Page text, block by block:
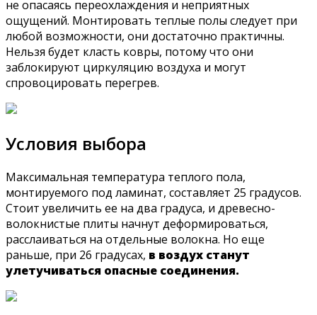
не опасаясь переохлаждения и неприятных
ощущений. Монтировать теплые полы следует при
любой возможности, они достаточно практичны.
Нельзя будет класть ковры, потому что они
заблокируют циркуляцию воздуха и могут
спровоцировать перегрев.
Условия выбора
Максимальная температура теплого пола,
монтируемого под ламинат, составляет 25 градусов.
Стоит увеличить ее на два градуса, и древесно-
волокнистые плиты начнут деформироваться,
расслаиваться на отдельные волокна. Но еще
раньше, при 26 градусах, в воздух станут
улетучиваться опасные соединения.